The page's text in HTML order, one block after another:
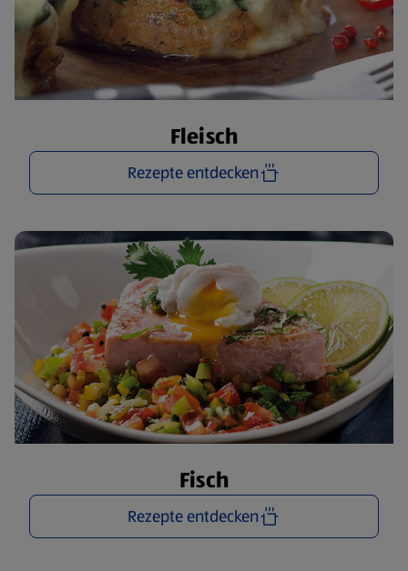
Fleisch
Rezepte entdecken
Fisch
Rezepte entdecken